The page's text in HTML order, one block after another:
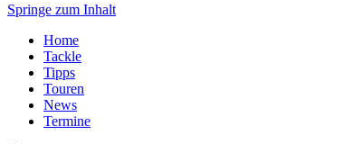
Springe zum Inhalt
Home
Tackle
Tipps
Touren
News
Termine